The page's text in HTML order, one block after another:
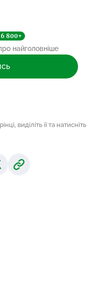
800+
найголовніше
виділіть її та натисніть